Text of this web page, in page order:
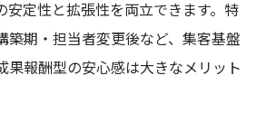
安定性と拡張性を両立できます。特
築期・担当者変更後など、集客基盤
果報酬型の安心感は大きなメリット